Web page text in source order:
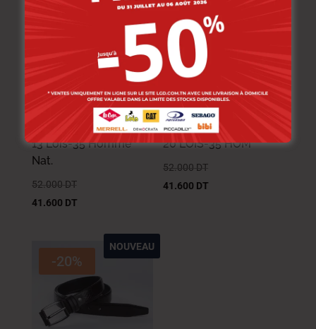
Lois Ceinture Cuir-X-
13 Lois-35 Homme
Nat.
52.000 DT
41.600 DT
-20%
Lois Ceinture CUIR-X-
20 LOIS-35 HOM
52.000 DT
41.600 DT
-20%
NOUVEAU